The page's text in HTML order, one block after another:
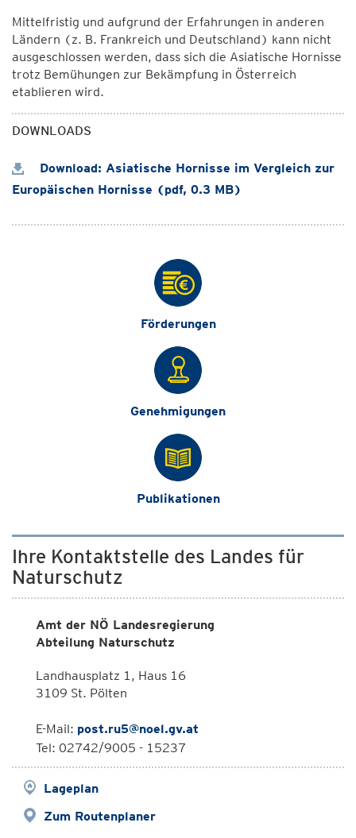
Mittelfristig und aufgrund der Erfahrungen in anderen
Ländern (z. B. Frankreich und Deutschland) kann nicht
ausgeschlossen werden, dass sich die Asiatische Hornisse
trotz Bemühungen zur Bekämpfung in Österreich
etablieren wird.
DOWNLOADS
Download: Asiatische Hornisse im Vergleich zur
Europäischen Hornisse (pdf, 0.3 MB)
Förderungen
Genehmigungen
Publikationen
Ihre Kontaktstelle des Landes für
Naturschutz
Amt der NÖ Landesregierung
Abteilung Naturschutz
Landhausplatz 1, Haus 16
3109 St. Pölten
E-Mail: post.ru5@noel.gv.at
Tel: 02742/9005 - 15237
Lageplan
Zum Routenplaner